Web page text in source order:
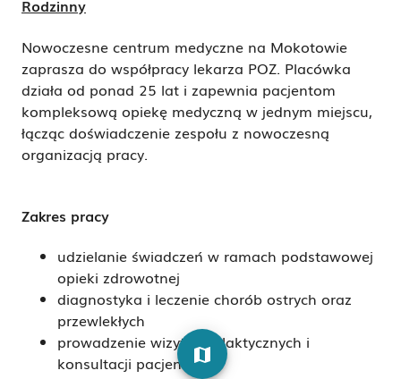
Rodzinny
Nowoczesne centrum medyczne na Mokotowie
zaprasza do współpracy lekarza POZ. Placówka
działa od ponad 25 lat i zapewnia pacjentom
kompleksową opiekę medyczną w jednym miejscu,
łącząc doświadczenie zespołu z nowoczesną
organizacją pracy.
Zakres pracy
udzielanie świadczeń w ramach podstawowej
opieki zdrowotnej
diagnostyka i leczenie chorób ostrych oraz
przewlekłych
prowadzenie wizyt profilaktycznych i
konsultacji pacjentów
map